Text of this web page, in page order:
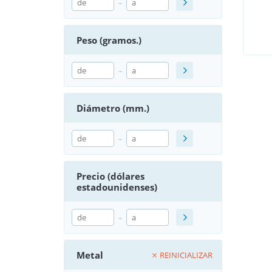
Peso (gramos.)
-
Diámetro (mm.)
-
Precio (dólares
estadounidenses)
-
Metal REINICIALIZAR